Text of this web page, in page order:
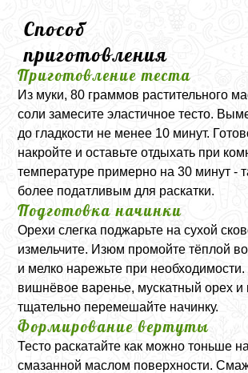
Способ
приготовления
Приготовление теста
Из муки, 80 граммов растительного
соли замесите эластичное тесто.
до гладкости не менее 10 минут.
накройте и оставьте отдыхать при
температуре примерно на 30 минут -
более податливым для раскатки.
Подготовка начинки
Орехи слегка поджарьте на сухой
измельчите. Изюм промойте тёплой
и мелко нарежьте при
вишнёвое варенье, мускатный орех и
тщательно перемешайте начинку.
Формирование вертуты
Тесто раскатайте как можно тоньше
смазанной маслом поверхности.